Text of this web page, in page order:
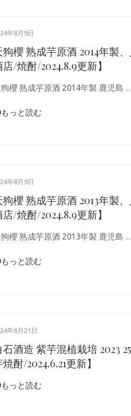
年8月9日
狗櫻 熟成芋原酒 2014年製
/焼酎/2024.8.9更新】
狗櫻 熟成芋原酒 2014年製 鹿児島
もっと読む
年8月9日
狗櫻 熟成芋原酒 2013年製
/焼酎/2024.8.9更新】
狗櫻 熟成芋原酒 2013年製 鹿児島
もっと読む
年6月21日
石酒造 紫芋混植栽培 2023
酎/2024.6.21更新】
もっと読む